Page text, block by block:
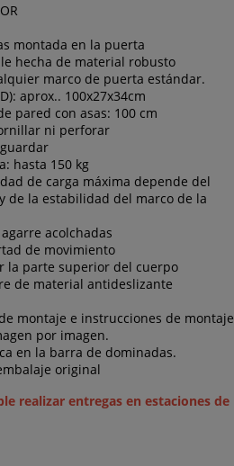
montada en la puerta
hecha de material robusto
marco de puerta estándar.
aprox.. 100x27x34cm
pared con asas: 100 cm
ni perforar
hasta 150 kg
de carga máxima depende del
de la estabilidad del marco de la
acolchadas
de movimiento
la parte superior del cuerpo
de material antideslizante
montaje e instrucciones de montaje
por imagen.
en la barra de dominadas.
original
realizar entregas en estaciones de